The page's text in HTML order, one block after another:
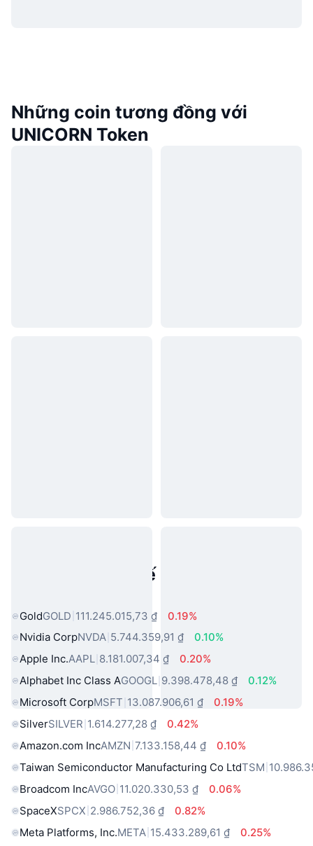
Những coin tương đồng với
UNICORN Token
Tài sản trong thế giới thực phổ
GoldGOLD 111.245.015,73 ₫
0.19%
Nvidia CorpNVDA 5.744.359,91 ₫
0.10%
Apple Inc.AAPL 8.181.007,34 ₫
0.20%
Alphabet Inc Class AGOOGL 9.398.478,48 ₫
0.12%
Microsoft CorpMSFT 13.087.906,61 ₫
0.19%
SilverSILVER 1.614.277,28 ₫
0.42%
Amazon.com IncAMZN 7.133.158,44 ₫
0.10%
Taiwan Semiconductor Manufacturing Co LtdTSM
Broadcom IncAVGO 11.020.330,53 ₫
0.06%
SpaceXSPCX 2.986.752,36 ₫
0.82%
Meta Platforms, Inc.META 15.433.289,61 ₫
0.25%